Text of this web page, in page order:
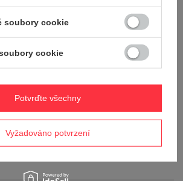
Odeslat zpětnou vazbu
soubory cookie
cookie
Vyžadováno potvrzení
Potvrďte všechny